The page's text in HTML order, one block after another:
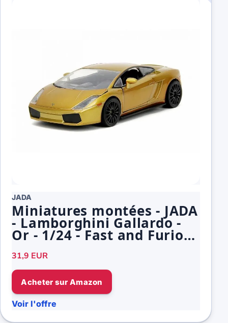
JADA
Miniatures montées - JADA
- Lamborghini Gallardo -
Or - 1/24 - Fast and Furious
X
31,9 EUR
Acheter sur Amazon
Voir l'offre